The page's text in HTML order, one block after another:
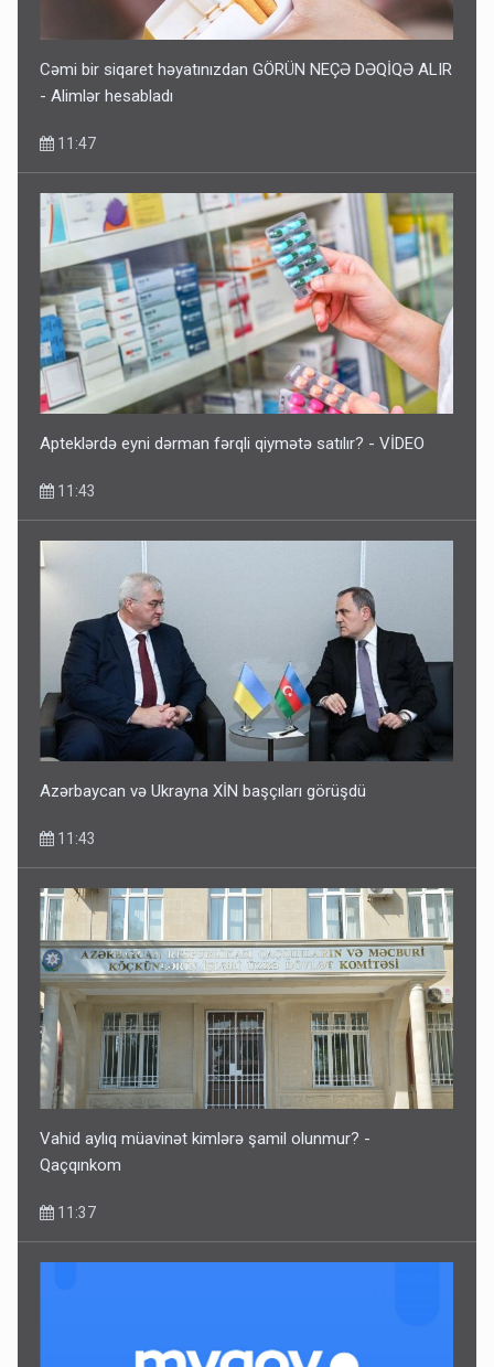
Cəmi bir siqaret həyatınızdan GÖRÜN NEÇƏ DƏQİQƏ ALIR
- Alimlər hesabladı
11:47
Apteklərdə eyni dərman fərqli qiymətə satılır? - VİDEO
11:43
Azərbaycan və Ukrayna XİN başçıları görüşdü
11:43
Vahid aylıq müavinət kimlərə şamil olunmur? -
Qaçqınkom
11:37